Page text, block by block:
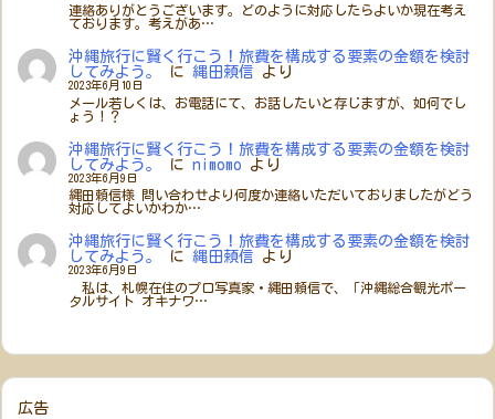
連絡ありがとうございます。どのように対応したらよいか現在考え
ております。考えがあ…
沖縄旅行に賢く行こう！旅費を構成する要素の金額を検討
してみよう。
に 縄田頼信 より
2023年6月10日
メール若しくは、お電話にて、お話したいと存じますが、如何でし
ょう！？
沖縄旅行に賢く行こう！旅費を構成する要素の金額を検討
してみよう。
に nimomo より
2023年6月9日
縄田頼信様 問い合わせより何度か連絡いただいておりましたがどう
対応してよいかわか…
沖縄旅行に賢く行こう！旅費を構成する要素の金額を検討
してみよう。
に 縄田頼信 より
2023年6月9日
私は、札幌在住のプロ写真家・縄田頼信で、「沖縄総合観光ポー
タルサイト オキナワ…
広告